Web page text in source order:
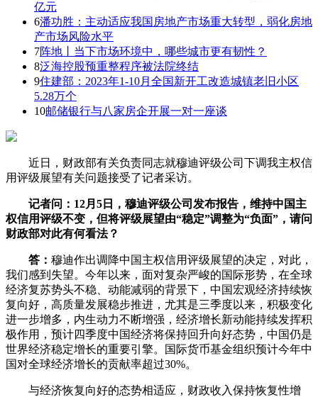
亿元
6潘功胜：主动适应我国房地产市场重大转型，弱化房地
产市场风险水平
7阵地丨当下市场环境中，哪些城市更有韧性？
8泛海控股预重整程序被法院终结
9住建部：2023年1-10月全国新开工改造城镇老旧小区
5.28万个
10邮储银行与八家房企开展一对一座谈
近日，财政部有关负责同志就穆迪评级公司下调我主权信
用评级展望有关问题接受了记者采访。
记者问：12月5日，穆迪评级公司发布报告，维持中国主
权信用评级不变，但将评级展望由“稳定”调整为“负面”，请问
财政部对此有何看法？
答： 穆迪作出调降中国主权信用评级展望的决定，对此，
我们感到失望。今年以来，面对复杂严峻的国际形势，在全球
经济复苏势头不稳、动能减弱的背景下，中国宏观经济持续恢
复向好，高质量发展稳步推进，尤其是三季度以来，积极变化
进一步增多，内生动力不断增强，经济增长新动能持续发挥积
极作用，预计四季度中国经济将保持回升向好态势，中国仍是
世界经济稳定增长的重要引擎。国际货币基金组织预计今年中
国对全球经济增长的贡献率超过30%。
与经济恢复向好的态势相适应，财政收入保持恢复性增